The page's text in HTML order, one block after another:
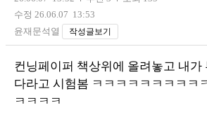
수정 26.06.07 13:53
윤재문석열
작성글보기
컨닝페이퍼 책상위에 올려놓고 내가
다라고 시험봄 ㅋㅋㅋㅋㅋㅋㅋㅋㅋ
ㅋㅋㅋㅋ